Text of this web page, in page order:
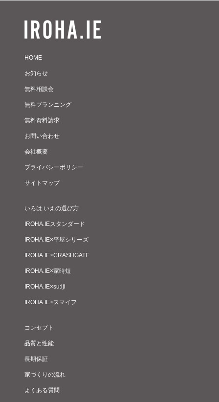
HOME
お知らせ
無料相談会
無料プランニング
無料資料請求
お問い合わせ
会社概要
プライバシーポリシー
サイトマップ
いろは.いえの選び方
IROHA.IEスタンダード
IROHA.IE×平屋シリーズ
IROHA.IE×CRASHGATE
IROHA.IE×家時短
IROHA.IE×su:iji
IROHA.IE×スマイフ
コンセプト
品質と性能
長期保証
家づくりの流れ
よくある質問